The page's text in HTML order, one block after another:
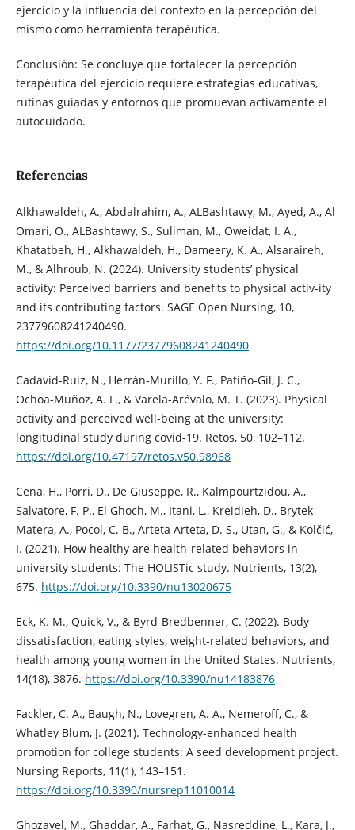
ejercicio y la influencia del contexto en la percepción del
mismo como herramienta terapéutica.
Conclusión: Se concluye que fortalecer la percepción
terapéutica del ejercicio requiere estrategias educativas,
rutinas guiadas y entornos que promuevan activamente el
autocuidado.
Referencias
Alkhawaldeh, A., Abdalrahim, A., ALBashtawy, M., Ayed, A., Al
Omari, O., ALBashtawy, S., Suliman, M., Oweidat, I. A.,
Khatatbeh, H., Alkhawaldeh, H., Dameery, K. A., Alsaraireh,
M., & Alhroub, N. (2024). University students’ physical
activity: Perceived barriers and benefits to physical activ-ity
and its contributing factors. SAGE Open Nursing, 10,
23779608241240490.
https://doi.org/10.1177/23779608241240490
Cadavid-Ruiz, N., Herrán-Murillo, Y. F., Patiño-Gil, J. C.,
Ochoa-Muñoz, A. F., & Varela-Arévalo, M. T. (2023). Physical
activity and perceived well-being at the university:
longitudinal study during covid-19. Retos, 50, 102–112.
https://doi.org/10.47197/retos.v50.98968
Cena, H., Porri, D., De Giuseppe, R., Kalmpourtzidou, A.,
Salvatore, F. P., El Ghoch, M., Itani, L., Kreidieh, D., Brytek-
Matera, A., Pocol, C. B., Arteta Arteta, D. S., Utan, G., & Kolčić,
I. (2021). How healthy are health-related behaviors in
university students: The HOLISTic study. Nutrients, 13(2),
675. https://doi.org/10.3390/nu13020675
Eck, K. M., Quick, V., & Byrd-Bredbenner, C. (2022). Body
dissatisfaction, eating styles, weight-related behaviors, and
health among young women in the United States. Nutrients,
14(18), 3876. https://doi.org/10.3390/nu14183876
Fackler, C. A., Baugh, N., Lovegren, A. A., Nemeroff, C., &
Whatley Blum, J. (2021). Technology-enhanced health
promotion for college students: A seed development project.
Nursing Reports, 11(1), 143–151.
https://doi.org/10.3390/nursrep11010014
Ghozayel, M., Ghaddar, A., Farhat, G., Nasreddine, L., Kara, J.,